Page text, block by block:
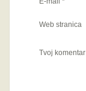
Web stranica
Tvoj komentar